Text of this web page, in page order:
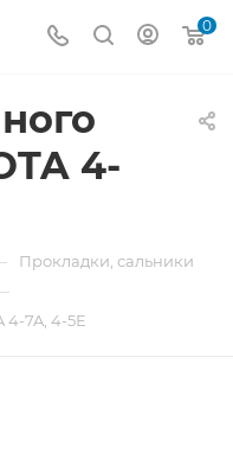
0
4-
Прокладки, сальники
4-7A, 4-5E